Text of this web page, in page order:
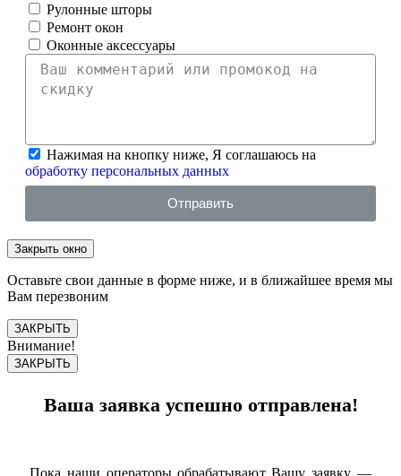
Рулонные шторы
Ремонт окон
Оконные аксессуары
Нажимая на кнопку ниже, Я соглашаюсь на
обработку персональных данных
Отправить
Закрыть окно
Оставьте свои данные в форме ниже, и в ближайшее время мы
Вам перезвоним
ЗАКРЫТЬ
Внимание!
ЗАКРЫТЬ
Ваша заявка успешно отправлена!
Пока наши операторы обрабатывают Вашу заявку —